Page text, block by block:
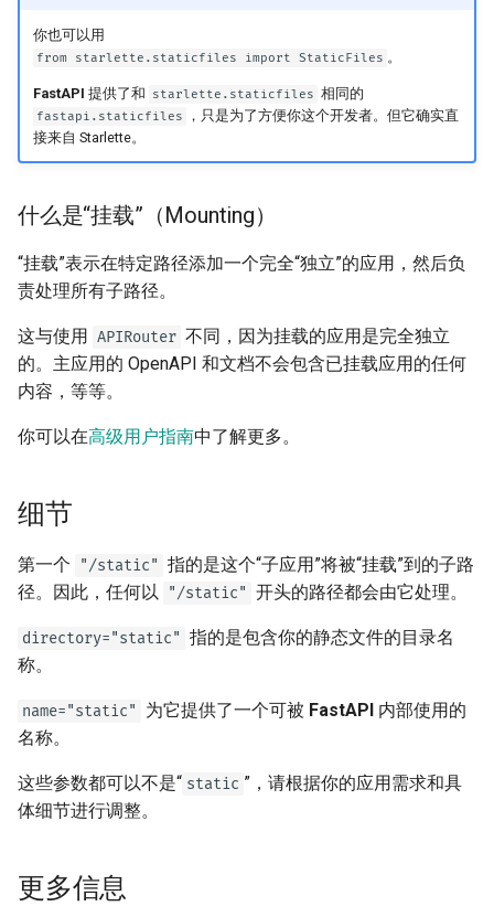
WebSockets
生命周期事件
测试 WebSockets
- shutdown
使用覆盖测试依赖项
异步测试
设置和环境变量
OpenAPI 回调
其它
生成 SDK
在 JSON 中使用 Base64 表示
严格的 Content-Type 检查
Middleware
OpenAPI
Security Tools
Templating - Jinja2Templates
Test Client - TestClient
你也可以用
from starlette.staticfiles import StaticFiles 。
FastAPI 提供了和 starlette.staticfiles 相同的
fastapi.staticfiles
，只是为了方便你这个开发者。但它确实直
接来自 Starlette。
什么是“挂载”（Mounting）
“挂载”表示在特定路径添加一个完全“独立”的应用，然后负
责处理所有子路径。
这与使用 APIRouter 不同，因为挂载的应用是完全独立
的。主应用的 OpenAPI 和文档不会包含已挂载应用的任何
内容，等等。
你可以在高级用户指南中了解更多。
细节
第一个 "/static" 指的是这个“子应用”将被“挂载”到的子路
径。因此，任何以
"/static" 开头的路径都会由它处理。
directory="static" 指的是包含你的静态文件的目录名
称。
name="static" 为它提供了一个可被 FastAPI 内部使用的
名称。
这些参数都可以不是“ static ”，请根据你的应用需求和具
体细节进行调整。
更多信息